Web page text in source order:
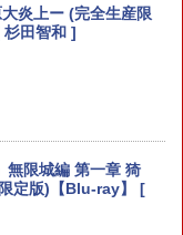
会員様限定！エント
】【メール便発
トゥーン レイダー
ノブレイド ディ
switchプロコ
み送料無料】しま
返品交換はお受け
炎上ー (完全生産限
田智和 ]
無限城編 第一章 猗
定版)【Blu-ray】 [